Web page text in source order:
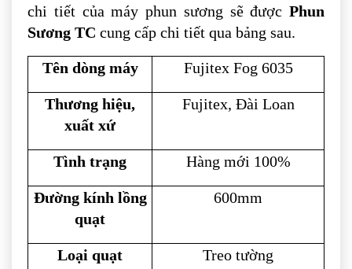
chi tiết của máy phun sương sẽ được Phun
Sương TC cung cấp chi tiết qua bảng sau.
Tên dòng máy Fujitex Fog 6035
Thương hiệu,
xuất xứ
Fujitex, Đài Loan
Tình trạng Hàng mới 100%
Đường kính lồng
quạt
600mm
Loại quạt Treo tường